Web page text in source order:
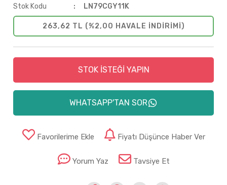
Stok Kodu
LN79CGY11K
263,62 TL (%2,00 HAVALE INDIRIMI)
STOK İSTEĞİ YAPIN
WHATSAPP'TAN SOR
Favorilerime Ekle Fiyatı Düşünce Haber Ver
Yorum Yaz Tavsiye Et